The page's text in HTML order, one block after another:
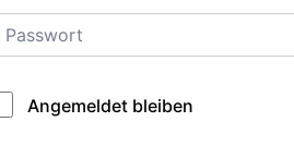
Angemeldet bleiben